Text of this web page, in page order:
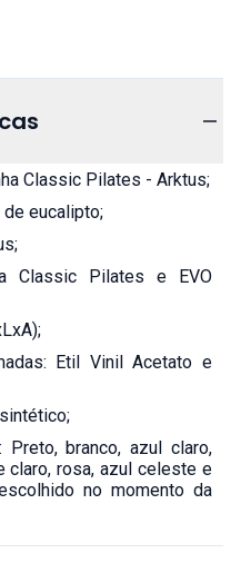
Classic Pilates - Arktus;
de eucalipto;
Classic Pilates e EVO
Etil Vinil Acetato e
branco, azul claro,
claro, rosa, azul celeste e
no momento da